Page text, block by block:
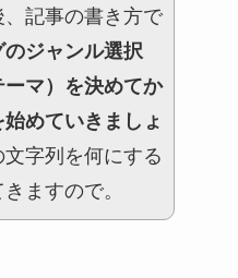
記事の書き方で
のジャンル選択
ーマ）を決めてか
めていきましょ
文字列を何にする
ますので。